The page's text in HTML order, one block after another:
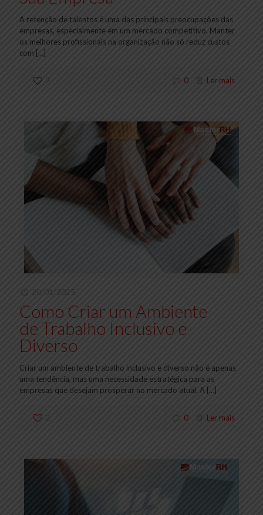
A retenção de talentos é uma das principais preocupações das
empresas, especialmente em um mercado competitivo. Manter
os melhores profissionais na organização não só reduz custos
com […]
2 0 Ler mais
20/01/2025
Como Criar um Ambiente
de Trabalho Inclusivo e
Diverso
Criar um ambiente de trabalho inclusivo e diverso não é apenas
uma tendência, mas uma necessidade estratégica para as
empresas que desejam prosperar no mercado atual. A […]
2 0 Ler mais